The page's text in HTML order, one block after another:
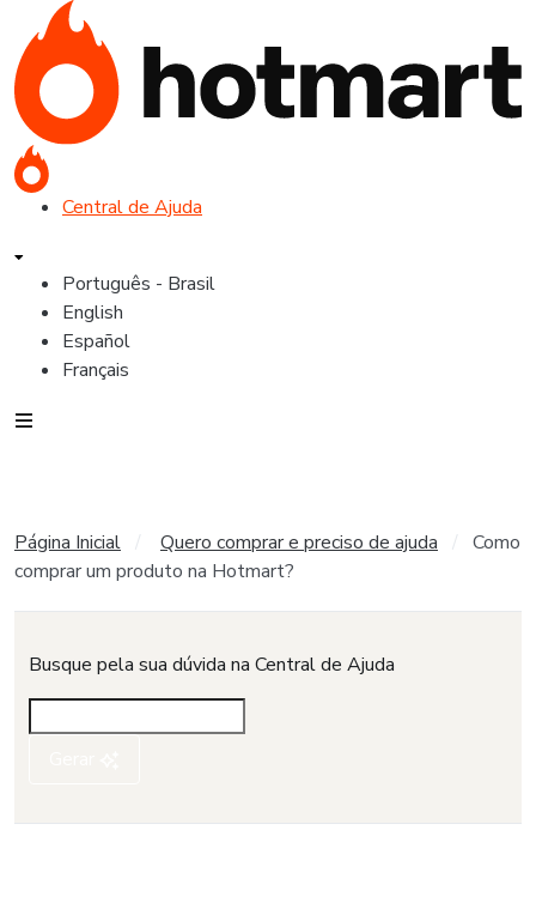
Central de Ajuda
Português - Brasil
English
Español
Français
Página Inicial Quero comprar e preciso de ajuda
Como
comprar um produto na Hotmart?
Busque pela sua dúvida na Central de Ajuda